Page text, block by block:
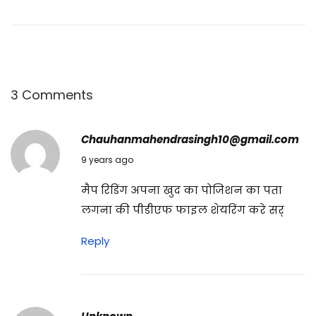
स
ख
ने
3 Comments
Chauhanmahendrasingh10@gmail.com
9 years ago17/05/2017
मैप रिडिंग अपना खुद का पोजिशन का पता
लगना की पीडीएफ फाइल शेयरिंग करे सर्
Reply